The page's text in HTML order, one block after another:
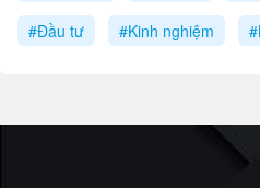
#Đầu tư
#Kinh nghiệm